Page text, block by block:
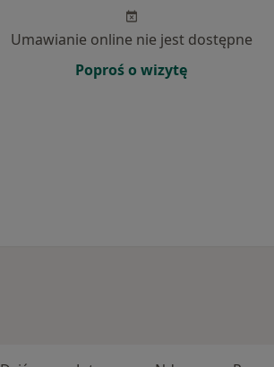
Umawianie online nie jest dostępne
Poproś o wizytę